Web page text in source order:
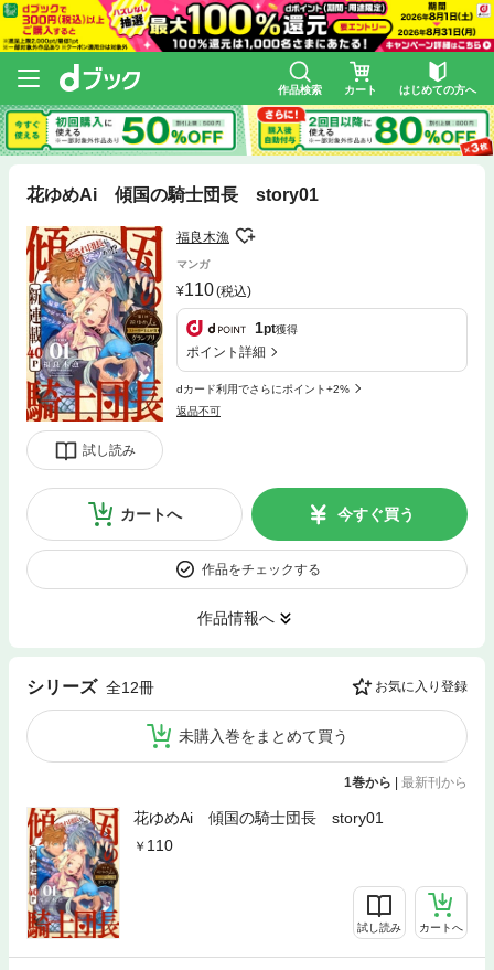
作品検索 カート はじめての方へ
花ゆめAi 傾国の騎士団長 story01
試し読み
福良木漁
マンガ
110(税込)
1pt獲得
ポイント詳細
dカード利用でさらにポイント+2%
返品不可
カートへ 今すぐ買う
作品をチェックする
作品情報へ
シリーズ 全12冊 お気に入り登録
未購入巻をまとめて買う
1巻から | 最新刊から
花ゆめAi 傾国の騎士団長 story01
110
試し読み カートへ